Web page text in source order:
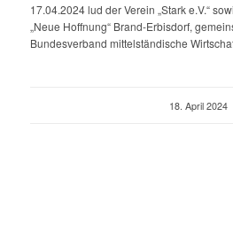
17.04.2024 lud der Verein „Stark e.V.“
„Neue Hoffnung“ Brand-Erbisdorf,
Bundesverband mittelständische
18. April 2024